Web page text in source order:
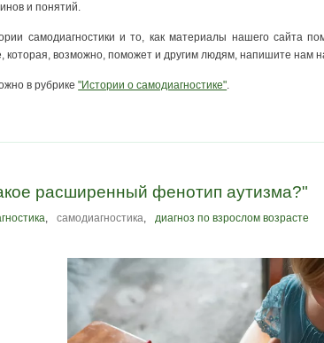
и понятий.
самодиагностики и то, как материалы нашего сайта
которая, возможно, поможет и другим людям, напишите нам
в рубрике"Истории о самодиагностике".
расширенный фенотип аутизма?"
, самодиагностика, диагноз по взрослом возрасте